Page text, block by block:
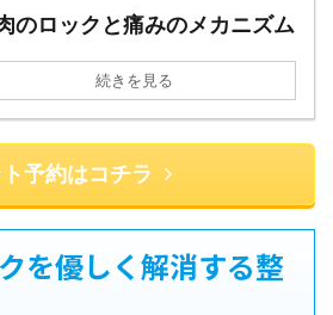
のロックと痛みのメカニズム
続きを見る
予約はコチラ
を優しく解消する整